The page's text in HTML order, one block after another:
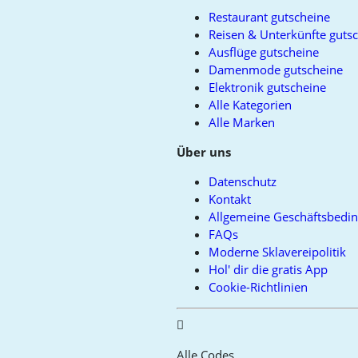
Restaurant gutscheine
Reisen & Unterkünfte
Ausflüge gutscheine
Damenmode gutscheine
Elektronik gutscheine
Alle Kategorien
Alle Marken
Über uns
Datenschutz
Kontakt
Allgemeine
FAQs
Moderne Sklavereipolitik
Hol' dir die gratis App
Cookie-Richtlinien
Alle Codes